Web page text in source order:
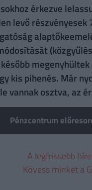
érkezve
levő
kis pihenés. Már
vannak osztva, az
Pénzcentrum
A legfrissebb
Kövess minket a